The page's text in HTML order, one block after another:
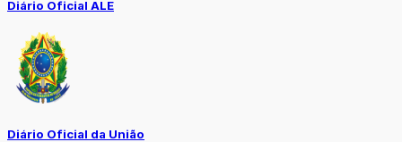
Diário Oficial ALE
Diário Oficial da União